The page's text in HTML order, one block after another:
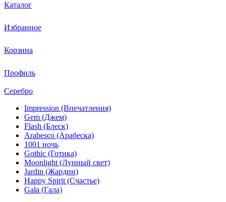
Каталог
Избранное
Корзина
Профиль
Серебро
Impression (Впечатления)
Gem (Джем)
Flash (Блеск)
Arabesco (Арабеска)
1001 ночь
Gothic (Готика)
Moonlight (Лунный свет)
Jardin (Жардин)
Happy Spirit (Счастье)
Gala (Гала)